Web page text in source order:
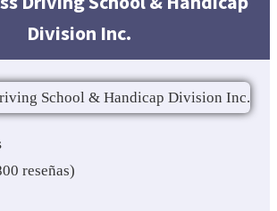
Division Inc.
reseñas)